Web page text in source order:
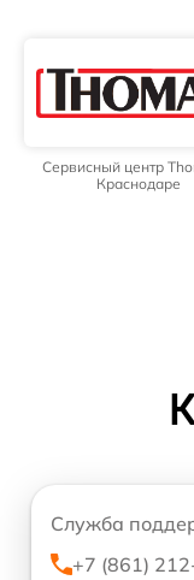
Сервисный центр
Краснодаре
Служба
+7 (861)